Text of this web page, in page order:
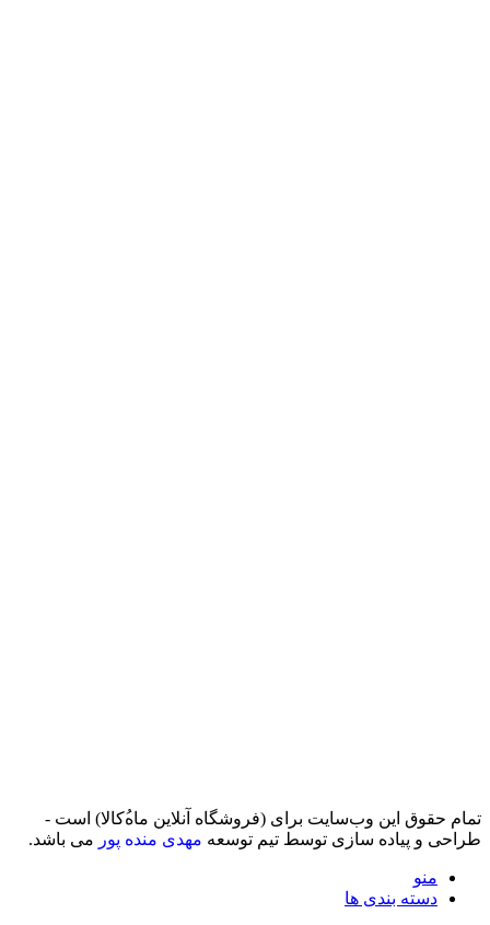
تمام حقوق اين وب‌سايت برای (فروشگاه آنلاین ماه‌‌‌‌‌‌ُکالا) است -
طراحی و پیاده سازی توسط تیم توسعه مهدی منده پور می باشد.
منو
دسته بندی ها